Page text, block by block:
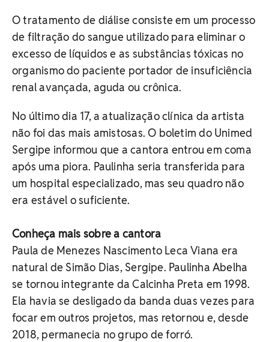
O tratamento de diálise consiste em um processo
de filtração do sangue utilizado para eliminar o
excesso de líquidos e as substâncias tóxicas no
organismo do paciente portador de insuficiência
renal avançada, aguda ou crônica.
No último dia 17, a atualização clínica da artista
não foi das mais amistosas. O boletim do Unimed
Sergipe informou que a cantora entrou em coma
após uma piora. Paulinha seria transferida para
um hospital especializado, mas seu quadro não
era estável o suficiente.
Conheça mais sobre a cantora
Paula de Menezes Nascimento Leca Viana era
natural de Simão Dias, Sergipe. Paulinha Abelha
se tornou integrante da Calcinha Preta em 1998.
Ela havia se desligado da banda duas vezes para
focar em outros projetos, mas retornou e, desde
2018, permanecia no grupo de forró.